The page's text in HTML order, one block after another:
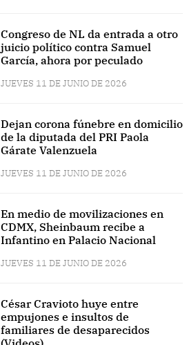
Congreso de NL da entrada a otro
juicio político contra Samuel
García, ahora por peculado
JUEVES 11 DE JUNIO DE 2026
Dejan corona fúnebre en domicilio
de la diputada del PRI Paola
Gárate Valenzuela
JUEVES 11 DE JUNIO DE 2026
En medio de movilizaciones en
CDMX, Sheinbaum recibe a
Infantino en Palacio Nacional
JUEVES 11 DE JUNIO DE 2026
César Cravioto huye entre
empujones e insultos de
familiares de desaparecidos